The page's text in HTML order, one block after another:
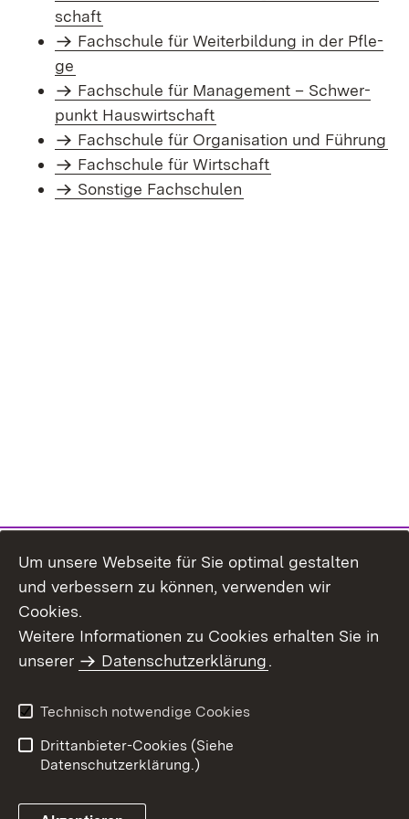
schaft
Fach­schu­le für Wei­ter­bil­dung in der Pfle­
ge
Fach­schu­le für Ma­nage­ment – Schwer­
punkt Haus­wirt­schaft
Fach­schu­le für Or­ga­ni­sa­ti­on und Füh­rung
Fach­schu­le für Wirt­schaft
Sons­ti­ge Fach­schu­len
Um unsere Webseite für Sie optimal gestalten
und verbessern zu können, verwenden wir
Cookies.
Weitere Informationen zu Cookies erhalten Sie in
unserer
Datenschutzerklärung.
Technisch notwendige Cookies
Drittanbieter-Cookies (Siehe
Datenschutzerklärung.)